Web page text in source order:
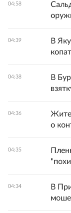
04:58
04:39
В
04:38
В
04:36
о
04:35
04:34
В